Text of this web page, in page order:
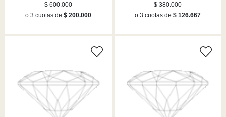
$ 600.000
o 3 cuotas de$ 200.000
$ 380.000
o 3 cuotas de $ 126.667